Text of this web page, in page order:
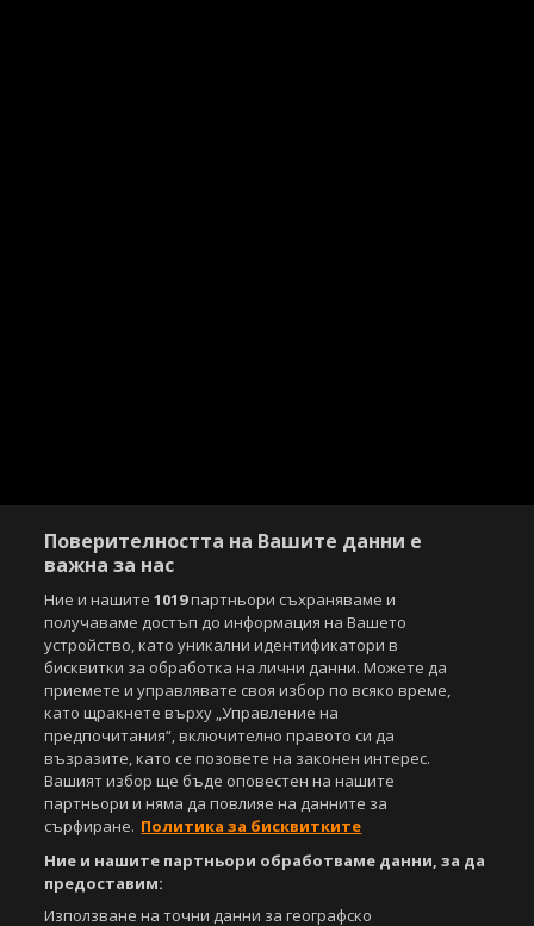
Copyright © 2007-2026 Агенция Спортал. Всички права запазени.
Този уебсайт е собственост наSportal Media Group
За нас Екип За рекламa
Общи условия
Етични правила на НСС
Лични данни
Управление на предпочитания
Съдържанието на този уеб сайт и технологиите, използвани в него, са
под закрила на Закона за авторското право и сродните му права.
Всички статии, репортажи, интервюта и други текстови, графични и
видео материали, публикувани в сайта, са собственост на Агенция
Спортал, освен ако изрично е посочено друго. Допуска се
публикуване на текстови материали само след писмено съгласие на
Агенция Спортал, посочване на източника и добавяне на линк към
Поверителността на Вашите данни е
важна за нас
Ние и нашите1019партньори съхраняваме и
получаваме достъп до информация на Вашето
устройство, като уникални идентификатори в
бисквитки за обработка на лични данни. Можете да
приемете и управлявате своя избор по всяко време,
като щракнете върху „Управление на
предпочитания“, включително правото си да
възразите, като се позовете на законен интерес.
Вашият избор ще бъде оповестен на нашите
партньори и няма да повлияе на данните за
сърфиране. Политика за бисквитките
Ние и нашите партньори обработваме данни, за да
предоставим:
Използване на точни данни за географско